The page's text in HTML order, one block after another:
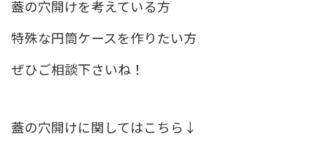
蓋の穴開けを考えている方
特殊な円筒ケースを作りたい方
ぜひご相談下さいね！
蓋の穴開けに関してはこちら↓